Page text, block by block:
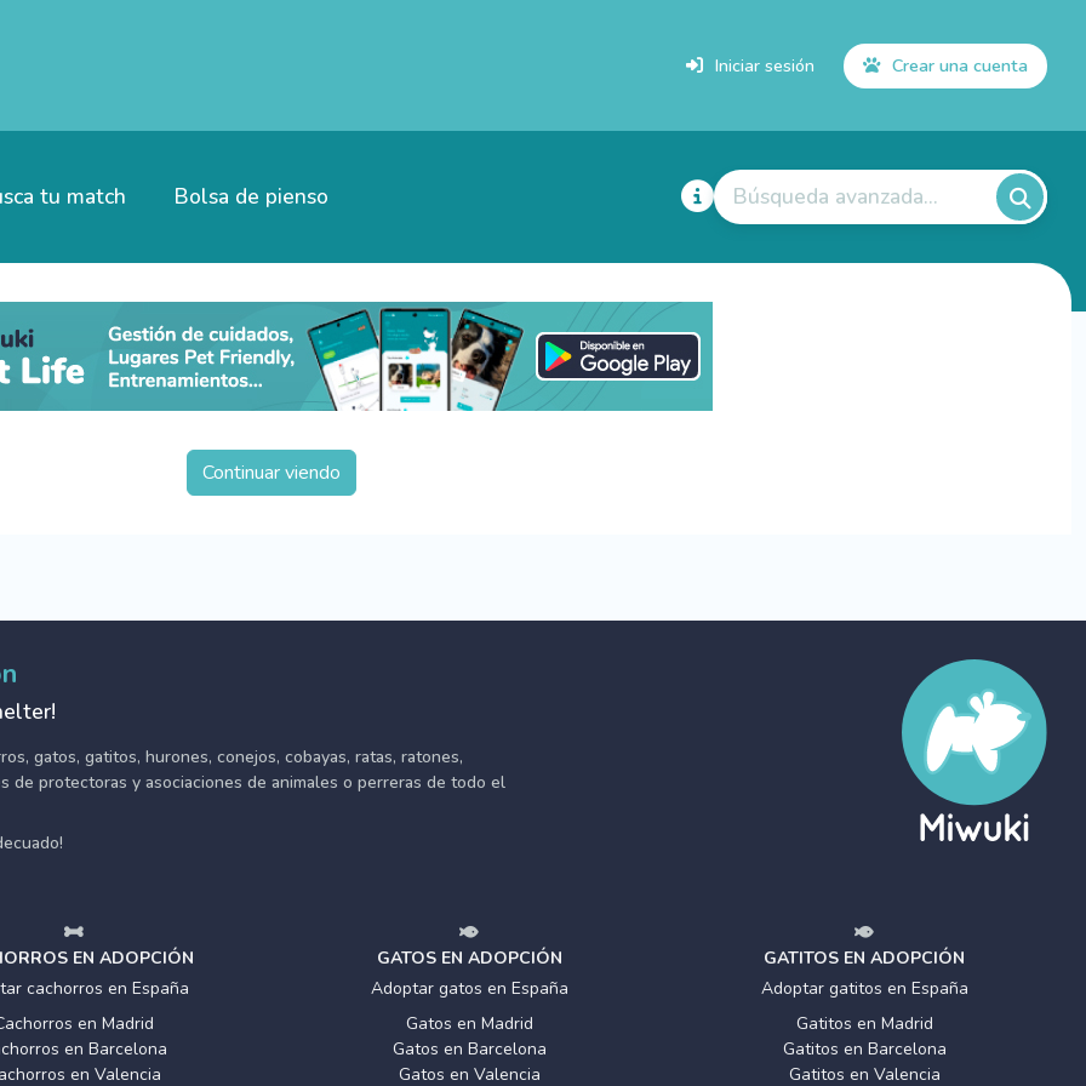
Iniciar sesión Crear una cuenta
tu match Bolsa de pienso Búsqueda avanzada...
Continuar viendo
gatos, gatitos, hurones, conejos, cobayas, ratas, ratones,
de protectoras y asociaciones de animales o perreras de todo el
EN ADOPCIÓN
cachorros en España
en Madrid
en Barcelona
en Valencia
GATOS EN ADOPCIÓN
Adoptar gatos en España
Gatos en Madrid
Gatos en Barcelona
Gatos en Valencia
GATITOS EN ADOPCIÓN
Adoptar gatitos en España
Gatitos en Madrid
Gatitos en Barcelona
Gatitos en Valencia